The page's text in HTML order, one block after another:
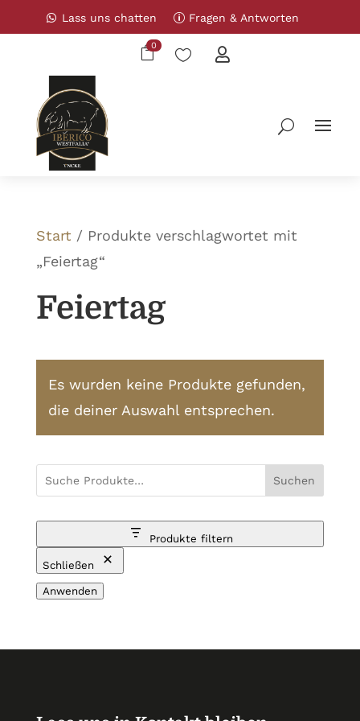
Lass uns chatten Fragen & Antworten
0
 
Start / Produkte verschlagwortet mit
„Feiertag“
Feiertag
Es wurden keine Produkte gefunden,
die deiner Auswahl entsprechen.
Suchen
Produkte filtern
Schließen
Anwenden